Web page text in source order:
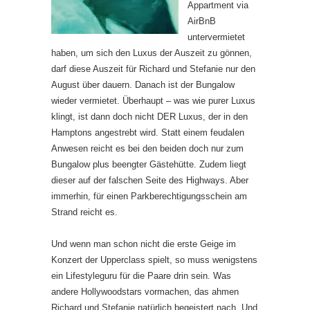
Appartment via
AirBnB
untervermietet
haben, um sich den Luxus der Auszeit zu gönnen,
darf diese Auszeit für Richard und Stefanie nur den
August über dauern. Danach ist der Bungalow
wieder vermietet. Überhaupt – was wie purer Luxus
klingt, ist dann doch nicht DER Luxus, der in den
Hamptons angestrebt wird. Statt einem feudalen
Anwesen reicht es bei den beiden doch nur zum
Bungalow plus beengter Gästehütte. Zudem liegt
dieser auf der falschen Seite des Highways. Aber
immerhin, für einen Parkberechtigungsschein am
Strand reicht es.
Und wenn man schon nicht die erste Geige im
Konzert der Upperclass spielt, so muss wenigstens
ein Lifestyleguru für die Paare drin sein. Was
andere Hollywoodstars vormachen, das ahmen
Richard und Stefanie natürlich begeistert nach. Und